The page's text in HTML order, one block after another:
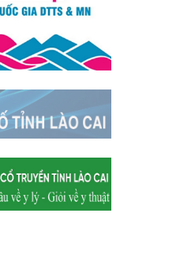
Xã A Mú Sung
Xã Nậm Chày
Xã Bát Xát
Xã Khánh Yên
Xã Dương Quỳ